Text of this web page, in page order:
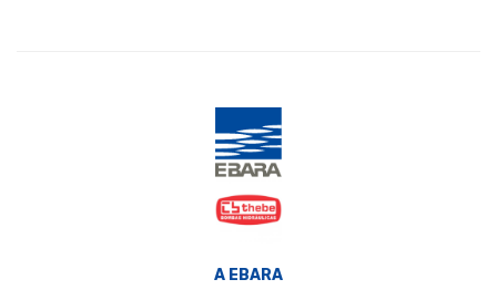
A EBARA